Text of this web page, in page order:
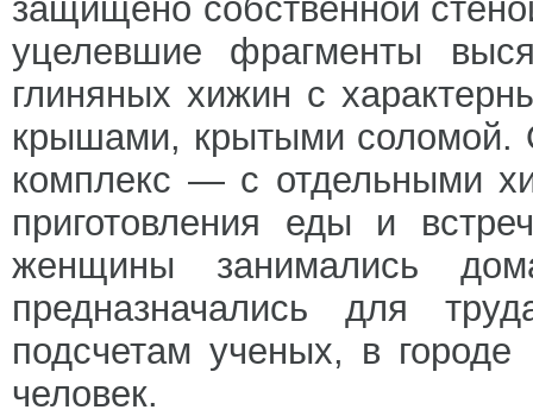
защищено собственной
уцелевшие фрагменты
глиняных хижин с
крышами, крытыми соломой.
комплекс — с отдельными
приготовления еды и
женщины занимались
предназначались для
подсчетам ученых, в
человек.